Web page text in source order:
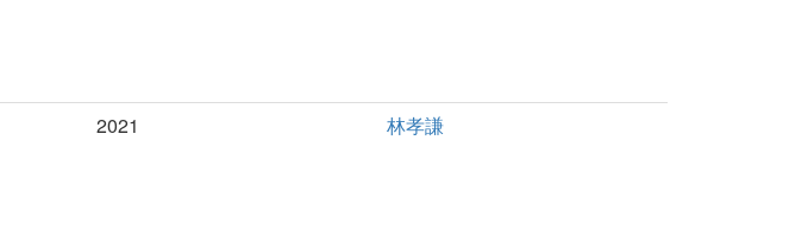
2021 林孝謙